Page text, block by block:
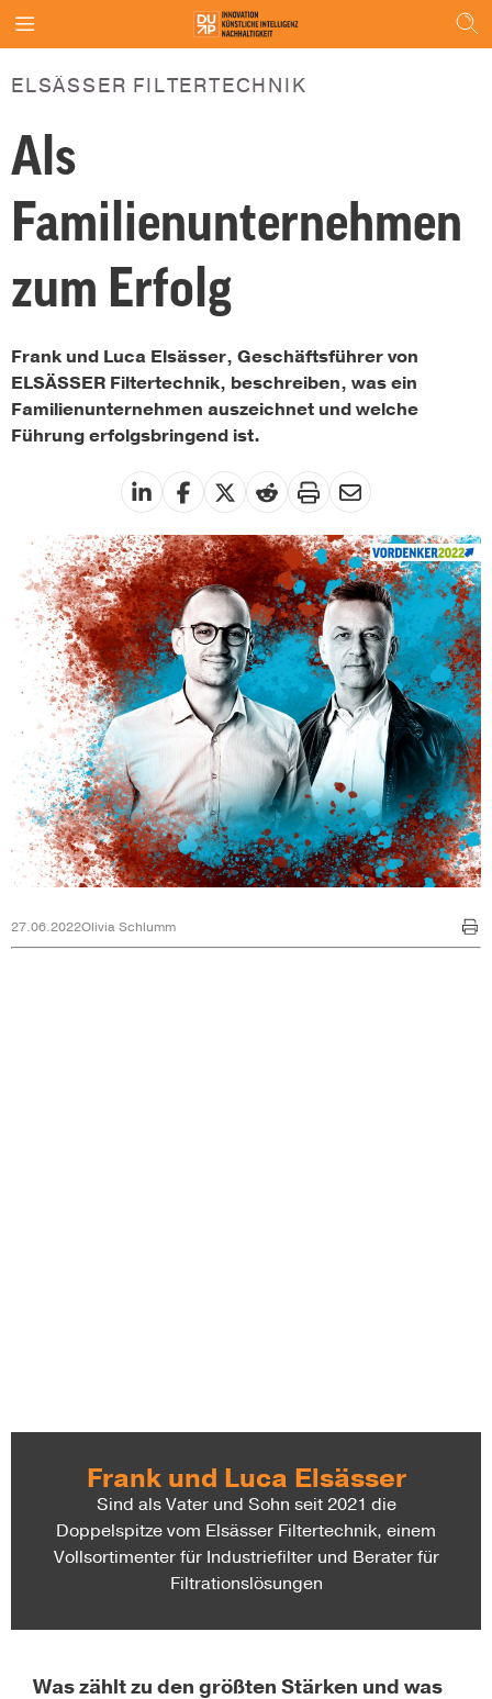
ELSÄSSER FILTERTECHNIK
Als
Familienunternehmen
zum Erfolg
Frank und Luca Elsässer, Geschäftsführer von
ELSÄSSER Filtertechnik, beschreiben, was ein
Familienunternehmen auszeichnet und welche
Führung erfolgsbringend ist.
27.06.2022Olivia Schlumm
Frank und Luca Elsässer
Sind als Vater und Sohn seit 2021 die
Doppelspitze vom Elsässer Filtertechnik, einem
Vollsortimenter für Industriefilter und Berater für
Filtrationslösungen
Was zählt zu den größten Stärken und was